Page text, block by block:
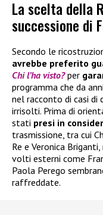
La scelta della
successione di
Secondo le
avrebbe preferito
Chi l’ha visto? per
programma che da
nel racconto di casi di
irrisolti. Prima di
stati presi in
trasmissione, tra cui
Re e Veronica
volti esterni come
Paola Perego
raffreddate.